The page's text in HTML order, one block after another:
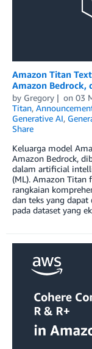
Amazon Titan
Amazon
by Gregory on 03
Titan,
Generative AI,
Share
Keluarga model
Amazon Bedrock,
dalam artificial
(ML). Amazon Titan
rangkaian
dan teks yang dapat
pada dataset yang